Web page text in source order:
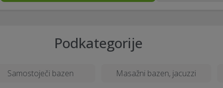
Podkategorije
Samostoječi bazen Masažni bazen, jacuzzi